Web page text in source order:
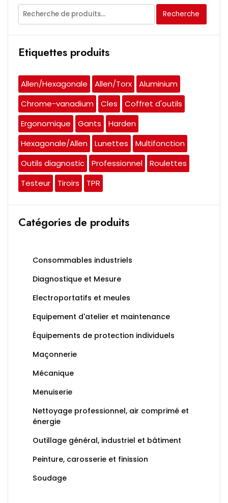
Recherche
pour :
Recherche
Etiquettes produits
Allen/Hexagonale Allen/Torx
Aluminium
Chrome-vanadium
Cles
Coffret d'outils
Ergonomique
Gants
Harden
Hexagonale/Allen
Lunettes
Multifonction
Outils diagnostic
Professionnel
Roulettes
Testeur
Tiroirs TPR
Catégories de produits
Consommables industriels
Diagnostique et Mesure
Electroportatifs et meules
Equipement d'atelier et maintenance
Équipements de protection individuels
Maçonnerie
Mécanique
Menuiserie
Nettoyage professionnel, air comprimé et
énergie
Outillage général, industriel et bâtiment
Peinture, carosserie et finission
Soudage